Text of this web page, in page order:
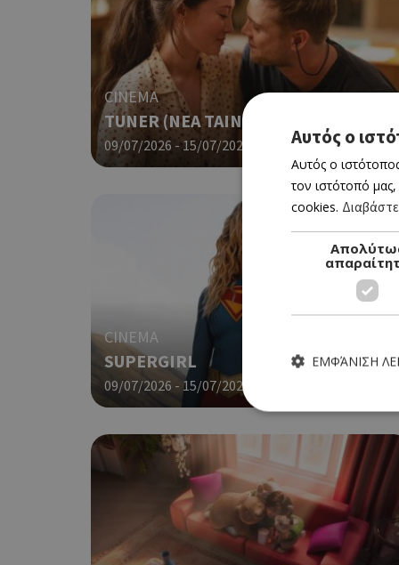
CINEMA
TUNER (ΝΕΑ ΤΑΙΝΙΑ)
09/07/2026 - 15/07/2026
CINEMA
SUPERGIRL
09/07/2026 - 15/07/2026
Αυτός ο
Αυτός ο
τον ιστότοπό
cookies.
ΕΜΦΆΝΙΣΗ
Τα απολύτως
ιστότοπος δεν μπορεί
Ονοματεπώνυμο